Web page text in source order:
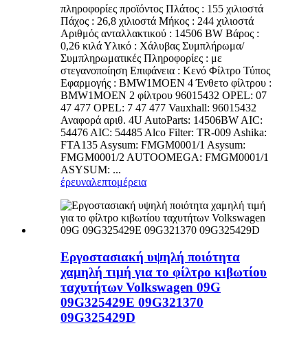
πληροφορίες προϊόντος Πλάτος : 155 χιλιοστά
Πάχος : 26,8 χιλιοστά Μήκος : 244 χιλιοστά
Αριθμός ανταλλακτικού : 14506 BW Βάρος :
0,26 κιλά Υλικό : Χάλυβας Συμπλήρωμα/
Συμπληρωματικές Πληροφορίες : με
στεγανοποίηση Επιφάνεια : Κενό Φίλτρο Τύπος
Εφαρμογής : BMW1MOEN 4 Ένθετο φίλτρου :
BMW1MOEN 2 φίλτρου 96015432 OPEL: 07
47 477 OPEL: 7 47 477 Vauxhall: 96015432
Αναφορά αριθ. 4U AutoParts: 14506BW AIC:
54476 AIC: 54485 Alco Filter: TR-009 Ashika:
FTA135 Asysum: FMGM0001/1 Asysum:
FMGM0001/2 AUTOOMEGA: FMGM0001/1
ASYSUM: ...
έρευναλεπτομέρεια
Εργοστασιακή υψηλή ποιότητα
χαμηλή τιμή για το φίλτρο κιβωτίου
ταχυτήτων Volkswagen 09G
09G325429E 09G321370
09G325429D